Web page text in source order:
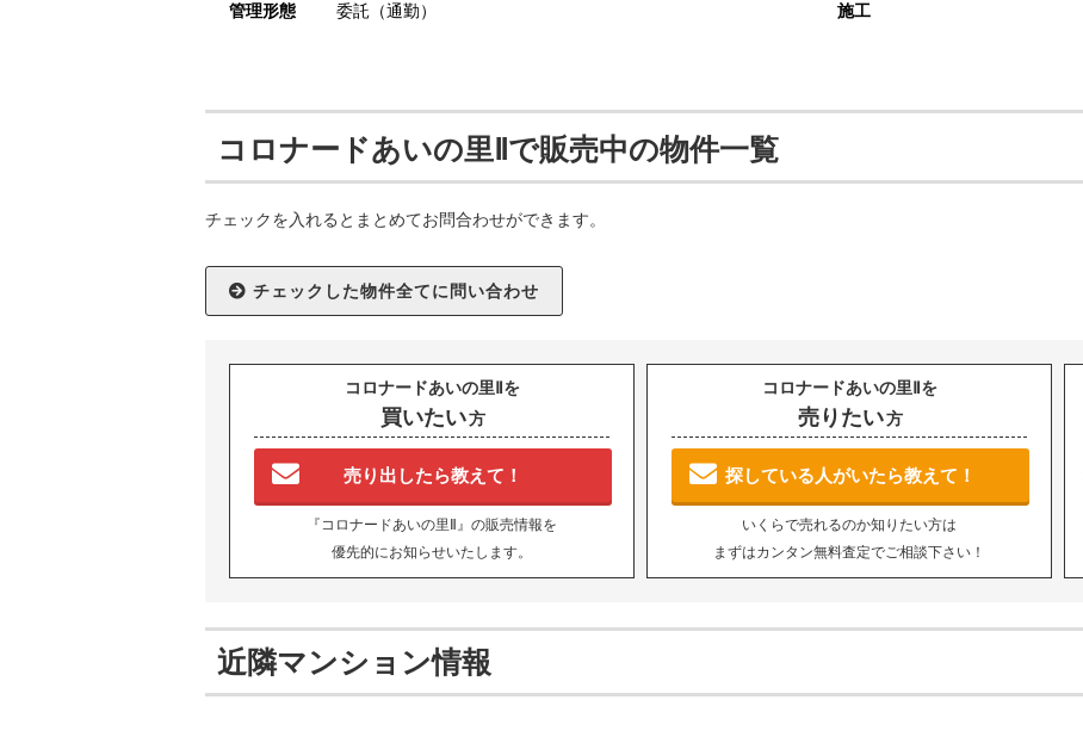
管理形態 委託（通勤） 施工
コロナードあいの里Ⅱで販売中の物件一覧
チェックを入れるとまとめてお問合わせができます。
コロナードあいの里Ⅱを
買いたい方
売り出したら教えて！
『コロナードあいの里Ⅱ』の販売情報を
優先的にお知らせいたします。
コロナードあいの里Ⅱを
売りたい方
探している人がいたら教えて！
いくらで売れるのか知りたい方は
まずはカンタン無料査定でご相談下さい！
近隣マンション情報